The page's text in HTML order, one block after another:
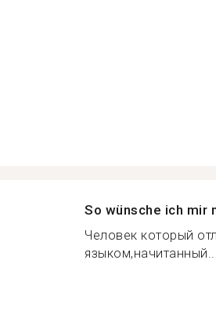
So wünsche ich mir
Человек который